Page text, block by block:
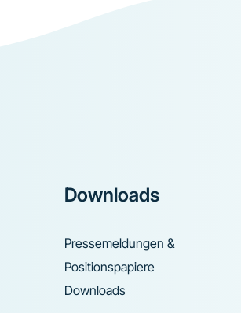
Downloads
Pressemeldungen &
Positionspapiere
Downloads